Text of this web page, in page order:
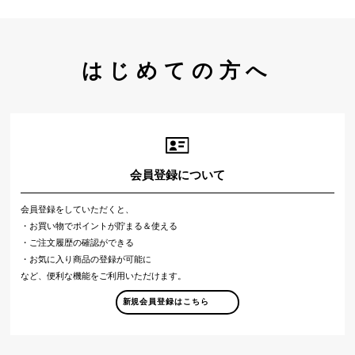
はじめての方へ
会員登録について
会員登録をしていただくと、
・お買い物でポイントが貯まる＆使える
・ご注文履歴の確認ができる
・お気に入り商品の登録が可能に
など、便利な機能をご利用いただけます。
新規会員登録はこちら